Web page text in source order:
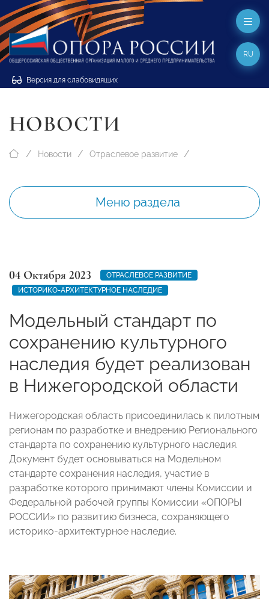
Версия для слабовидящих
RU
НОВОСТИ
Новости Отраслевое развитие
Меню раздела
04 Октября 2023
ОТРАСЛЕВОЕ РАЗВИТИЕ
ИСТОРИКО-АРХИТЕКТУРНОЕ НАСЛЕДИЕ
Модельный стандарт по
сохранению культурного
наследия будет реализован
в Нижегородской области
Нижегородская область присоединилась к пилотным
регионам по разработке и внедрению Регионального
стандарта по сохранению культурного наследия.
Документ будет основываться на Модельном
стандарте сохранения наследия, участие в
разработке которого принимают члены Комиссии и
Федеральной рабочей группы Комиссии «ОПОРЫ
РОССИИ» по развитию бизнеса, сохраняющего
историко-архитектурное наследие.